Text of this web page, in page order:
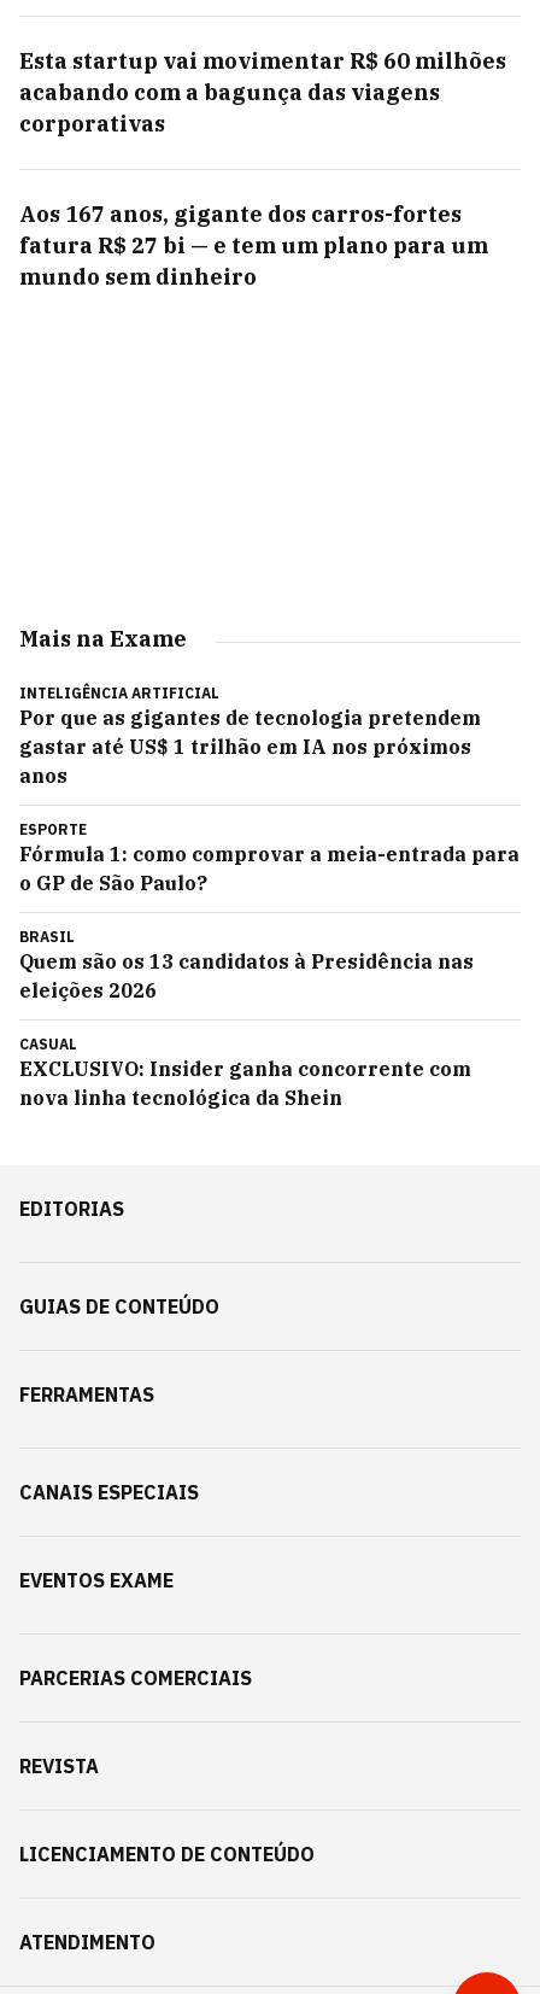
Esta startup vai movimentar R$ 60 milhões
acabando com a bagunça das viagens
corporativas
Aos 167 anos, gigante dos carros-fortes
fatura R$ 27 bi — e tem um plano para um
mundo sem dinheiro
Mais na Exame
INTELIGÊNCIA ARTIFICIAL
Por que as gigantes de tecnologia pretendem
gastar até US$ 1 trilhão em IA nos próximos
anos
ESPORTE
Fórmula 1: como comprovar a meia-entrada para
o GP de São Paulo?
BRASIL
Quem são os 13 candidatos à Presidência nas
eleições 2026
CASUAL
EXCLUSIVO: Insider ganha concorrente com
nova linha tecnológica da Shein
EDITORIAS
GUIAS DE CONTEÚDO
FERRAMENTAS
CANAIS ESPECIAIS
EVENTOS EXAME
PARCERIAS COMERCIAIS
REVISTA
LICENCIAMENTO DE CONTEÚDO
ATENDIMENTO